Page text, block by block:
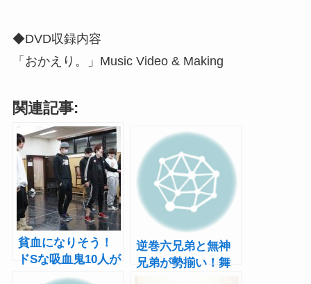
◆DVD収録内容
「おかえり。」Music Video & Making
関連記事:
貧血になりそう！
ドSな吸血鬼10人が
吸血しまくる舞台
逆巻六兄弟と無神
兄弟が勢揃い！舞